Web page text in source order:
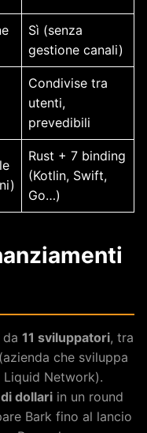
Sì (senza
gestione canali)
Condivise tra
utenti,
prevedibili
Rust + 7 binding
(Kotlin, Swift,
Go…)
11 sviluppatori, tra
che sviluppa
Network).
dollari in un round
Bark fino al lancio